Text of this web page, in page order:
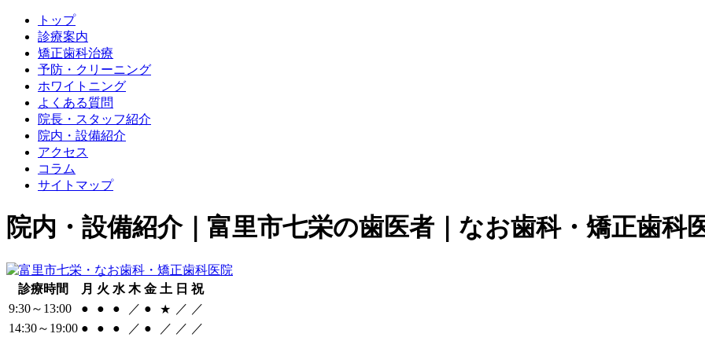
トップ
診療案内
矯正歯科治療
予防・クリーニング
ホワイトニング
よくある質問
院長・スタッフ紹介
院内・設備紹介
アクセス
コラム
サイトマップ
院内・設備紹介｜富里市七栄の歯医者｜なお歯科・矯正歯科
診療時間 月 火 水 木 金 土 日 祝
9:30～13:00
● ● ● ／ ● ★ ／ ／
14:30～19:00 ● ● ● ／ ● ／ ／ ／